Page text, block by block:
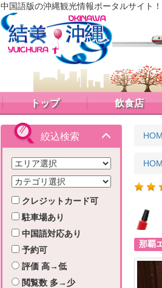
中国語版の沖縄観光情報ポータルサイト
トップ 飲食店
絞込検索
クレジットカード可
駐車場あり
中国語対応あり
予約可
評価 高→低
閲覧数 多→少
那覇